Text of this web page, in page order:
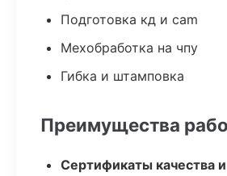
Подготовка кд и cam
Мехобработка на чпу
Гибка и штамповка
Преимущества
Сертификаты качества и